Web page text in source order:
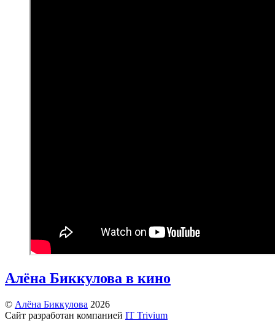
Алёна Биккулова в кино
© Алёна Биккулова 2026
Сайт разработан компанией IT Trivium